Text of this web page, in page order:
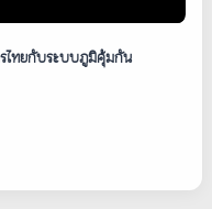
ไทยกับระบบภูมิคุ้มกัน